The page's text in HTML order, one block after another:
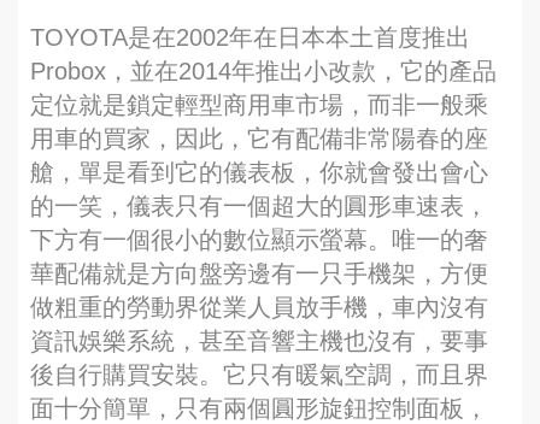
TOYOTA是在2002年在日本本土首度推出
Probox，並在2014年推出小改款，它的產品
定位就是鎖定輕型商用車市場，而非一般乘
用車的買家，因此，它有配備非常陽春的座
艙，單是看到它的儀表板，你就會發出會心
的一笑，儀表只有一個超大的圓形車速表，
下方有一個很小的數位顯示螢幕。唯一的奢
華配備就是方向盤旁邊有一只手機架，方便
做粗重的勞動界從業人員放手機，車內沒有
資訊娛樂系統，甚至音響主機也沒有，要事
後自行購買安裝。它只有暖氣空調，而且界
面十分簡單，只有兩個圓形旋鈕控制面板，